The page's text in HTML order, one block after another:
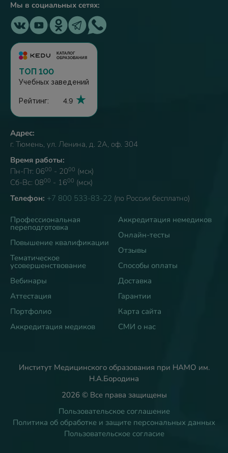
Мы в социальных сетях:
ТОП 100
Учебных заведений
Рейтинг: 4.9
Адрес:
г. Тюмень, ул. Ленина, д. 2А, оф. 304
Время работы:
Пн-Пт: 0600 - 2000 (мск)
Сб-Вс: 0800 - 1600 (мск)
Телефон: +7 800 533-83-22 (по России бесплатно)
Профессиональная
переподготовка
Повышение квалификации
Тематическое
усовершенствование
Вебинары
Аттестация
Портфолио
Аккредитация медиков
Аккредитация немедиков
Онлайн-тесты
Отзывы
Способы оплаты
Доставка
Гарантии
Карта сайта
СМИ о нас
Институт Медицинского образования при НАМО им.
Н.А.Бородина
2026 © Все права защищены
Пользовательское соглашение
Политика об обработке и защите персональных данных
Пользовательское согласие